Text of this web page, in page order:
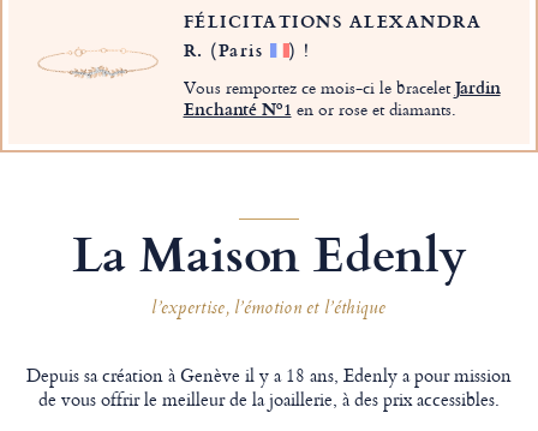
FÉLICITATIONS ALEXANDRA
R. (Paris ) !
Vous remportez ce mois-ci le braceletJardin
Enchanté Nº1 en or rose et diamants.
La Maison Edenly
l’expertise, l’émotion et l’éthique
Depuis sa création à Genève il y a 18 ans, Edenly a pour mission
de vous offrir le meilleur de la joaillerie, à des prix accessibles.